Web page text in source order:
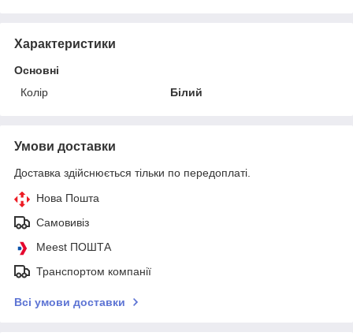
Характеристики
Основні
Колір
Білий
Умови доставки
Доставка здійснюється тільки по передоплаті.
Нова Пошта
Самовивіз
Meest ПОШТА
Транспортом компанії
Всі умови доставки